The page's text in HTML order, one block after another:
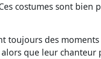
costumes sont bien
toujours des moments
que leur